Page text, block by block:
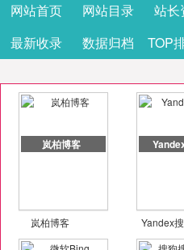
网站首页 网站目录 站长
最新收录
数据归档 TOP
岚柏博客
岚柏博客 Yandex